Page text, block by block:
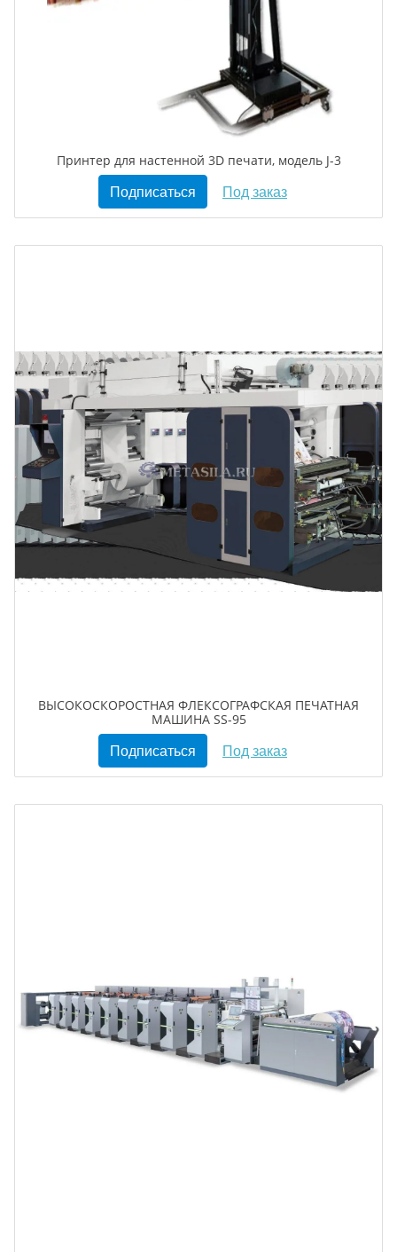
Принтер для настенной 3D печати, модель J-3
Подписаться Под заказ
ВЫСОКОСКОРОСТНАЯ ФЛЕКСОГРАФСКАЯ ПЕЧАТНАЯ
МАШИНА SS-95
Подписаться Под заказ